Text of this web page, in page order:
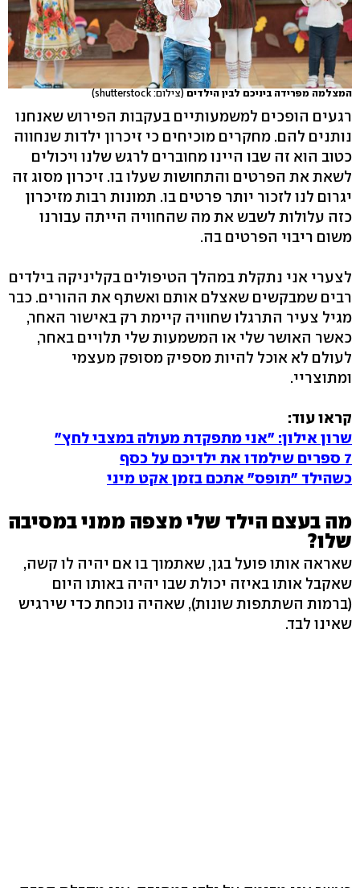
המצלמה מפרידה ביניכם לבין הילדים (צילום: shutterstock)
רגעים הופכים למשמעותיים בעקבות הפירוש שאנחנו
נותנים להם. מחקרים מוכיחים כי זיכרון ילדות שנחווה
כטוב הוא זה שבו היינו מחוברים לרגש שלנו ויכולים
לשאת את הפרטים והתחושות שעלו בו. זיכרון מסוג זה
יגרום לנו לזכור יותר פרטים בו. תמונות רבות מזיכרון
כזה עלולות לשבש את מה שהחוויה הייתה עבורנו
משום ריבוי הפרטים בה.
לצערי אני נתקלת במהלך הטיפולים בקליניקה בילדים
רבים שמבקשים שאצלם אותם ואשתף את ההורים. כבר
מגיל צעיר התרגלו שחוויה קיימת רק באישור האחר,
כאשר האושר שלי או המשמעות שלי תלויים באחר,
לעולם לא אוכל להיות מספיק מסופק מעצמי
ומתוצריי.
קראו עוד:
שרון אילון: "אני מתפקדת מעולה במצבי לחץ"
7 ספרים שילמדו את ילדיכם על כסף
כשהילד "תופס" אתכם בזמן אקט מיני
מה בעצם הילד שלי מצפה ממני במסיבה
שלו?
שאראה אותו פועל בגן, שאתמוך בו אם יהיה לו קשה,
שאקבל אותו באיזה יכולת שבו יהיה באותו היום
(ברמות השתתפות שונות), שאהיה נוכחת כדי שירגיש
שאינו לבד.